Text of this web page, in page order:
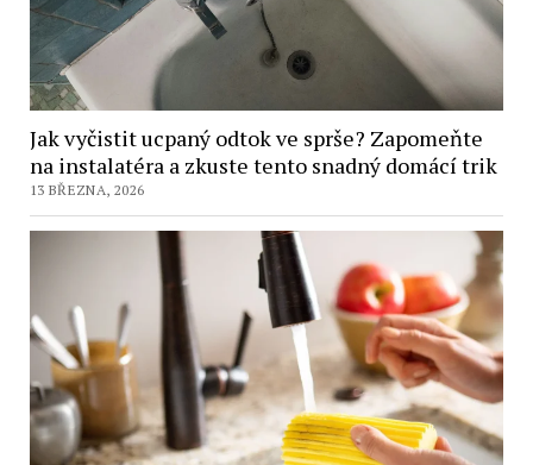
Jak vyčistit ucpaný odtok ve sprše? Zapomeňte
na instalatéra a zkuste tento snadný domácí trik
13 BŘEZNA, 2026